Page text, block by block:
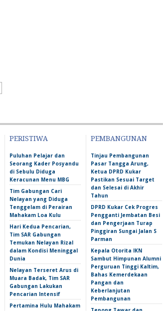
PERISTIWA
Puluhan Pelajar dan
Seorang Kader Posyandu
di Sebulu Diduga
Keracunan Menu MBG
Tim Gabungan Cari
Nelayan yang Diduga
Tenggelam di Perairan
Mahakam Loa Kulu
Hari Kedua Pencarian,
Tim SAR Gabungan
Temukan Nelayan Rizal
dalam Kondisi Meninggal
Dunia
Nelayan Terseret Arus di
Muara Badak, Tim SAR
Gabungan Lakukan
Pencarian Intensif
Pertamina Hulu Mahakam
PEMBANGUNAN
Tinjau Pembangunan
Pasar Tangga Arung,
Ketua DPRD Kukar
Pastikan Sesuai Target
dan Selesai di Akhir
Tahun
DPRD Kukar Cek Progres
Pengganti Jembatan Besi
dan Pengerjaan Turap
Pinggiran Sungai Jalan S
Parman
Kepala Otorita IKN
Sambut Himpunan Alumni
Perguruan Tinggi Kaltim,
Bahas Kemerdekaan
Pangan dan
Keberlanjutan
Pembangunan